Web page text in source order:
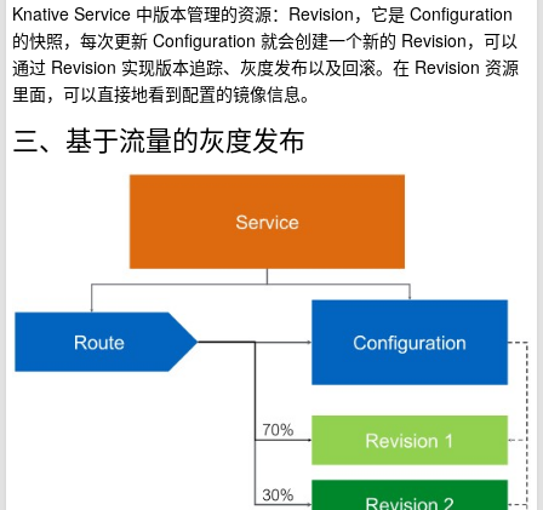
Knative Service 中版本管理的资源：Revision，它是 Configuration
的快照，每次更新 Configuration 就会创建一个新的 Revision，可以
通过 Revision 实现版本追踪、灰度发布以及回滚。在 Revision 资源
里面，可以直接地看到配置的镜像信息。
三、基于流量的灰度发布